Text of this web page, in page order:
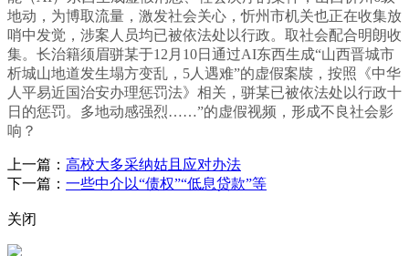
地动，为博取流量，激发社会关心，忻州市机关也正在收集放
哨中发觉，涉案人员均已被依法处以行政。取社会配合明朗收
集。长治籍须眉骈某于12月10日通过AI东西生成“山西晋城市
析城山地道发生塌方变乱，5人遇难”的虚假案牍，按照《中华
人平易近国治安办理惩罚法》相关，骈某已被依法处以行政十
日的惩罚。多地动感强烈……”的虚假视频，形成不良社会影
响？
上一篇： 高校大多采纳姑且应对办法
下一篇： 一些中介以“债权”“低息贷款”等
关闭